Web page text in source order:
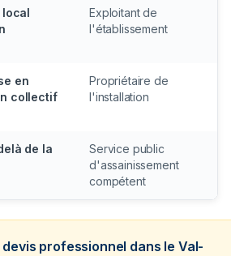
local
Exploitant de
l'établissement
en
collectif
Propriétaire de
l'installation
de la
Service public
d'assainissement
compétent
professionnel dans le Val-